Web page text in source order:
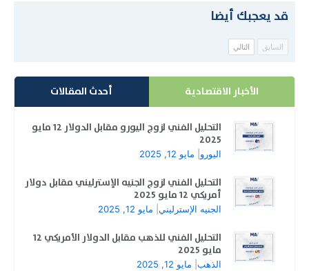
قد يعجبك أيضا
السابق التالي
الأخبار الاقتصادية أحدث المقالات
التحليل الفني لزوج اليورو مقابل الدولار 12 مايو
2025
اليورو مايو 12, 2025
التحليل الفني لزوج الجنيه الإسترليني مقابل دولار
أمريكي 12 مايو 2025
الجنيه الإسترليني مايو 12, 2025
التحليل الفني للذهب مقابل الدولار الأمريكي 12
مايو 2025
الذهب مايو 12, 2025